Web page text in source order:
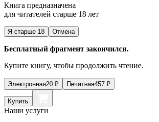
Книга предназначена
для читателей старше 18 лет
Я старше 18 Отмена
Бесплатный фрагмент закончился.
Купите книгу, чтобы продолжить чтение.
Электронная20 ₽ Печатная457 ₽
Купить
Наши услуги